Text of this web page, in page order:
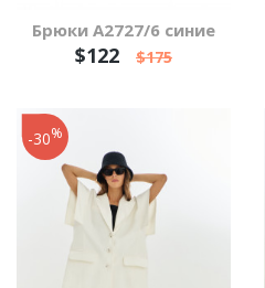
Брюки А2727/6 синие
$122 $175
-30%